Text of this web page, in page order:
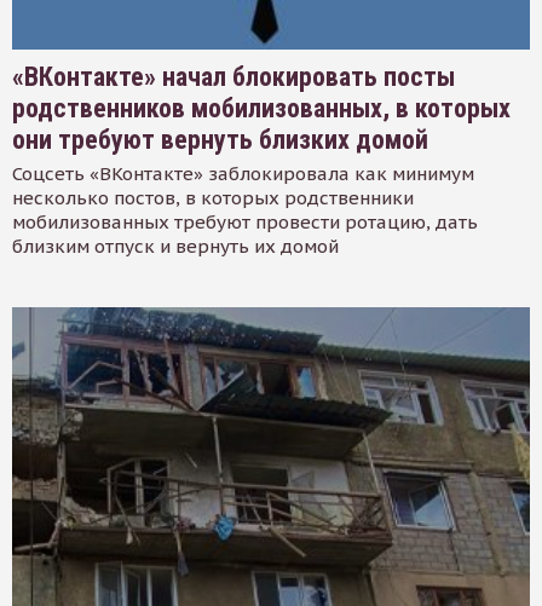
«ВКонтакте» начал блокировать посты
родственников мобилизованных, в которых
они требуют вернуть близких домой
Соцсеть «ВКонтакте» заблокировала как минимум
несколько постов, в которых родственники
мобилизованных требуют провести ротацию, дать
близким отпуск и вернуть их домой